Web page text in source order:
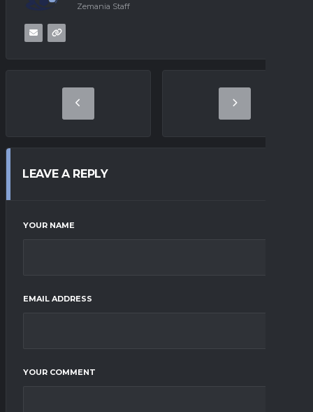
Zemania Staff
LEAVE A REPLY
YOUR NAME
EMAIL ADDRESS
YOUR COMMENT